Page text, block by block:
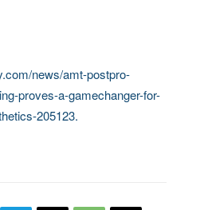
news/amt-postpro-
proves-a-gamechanger-for-
205123.